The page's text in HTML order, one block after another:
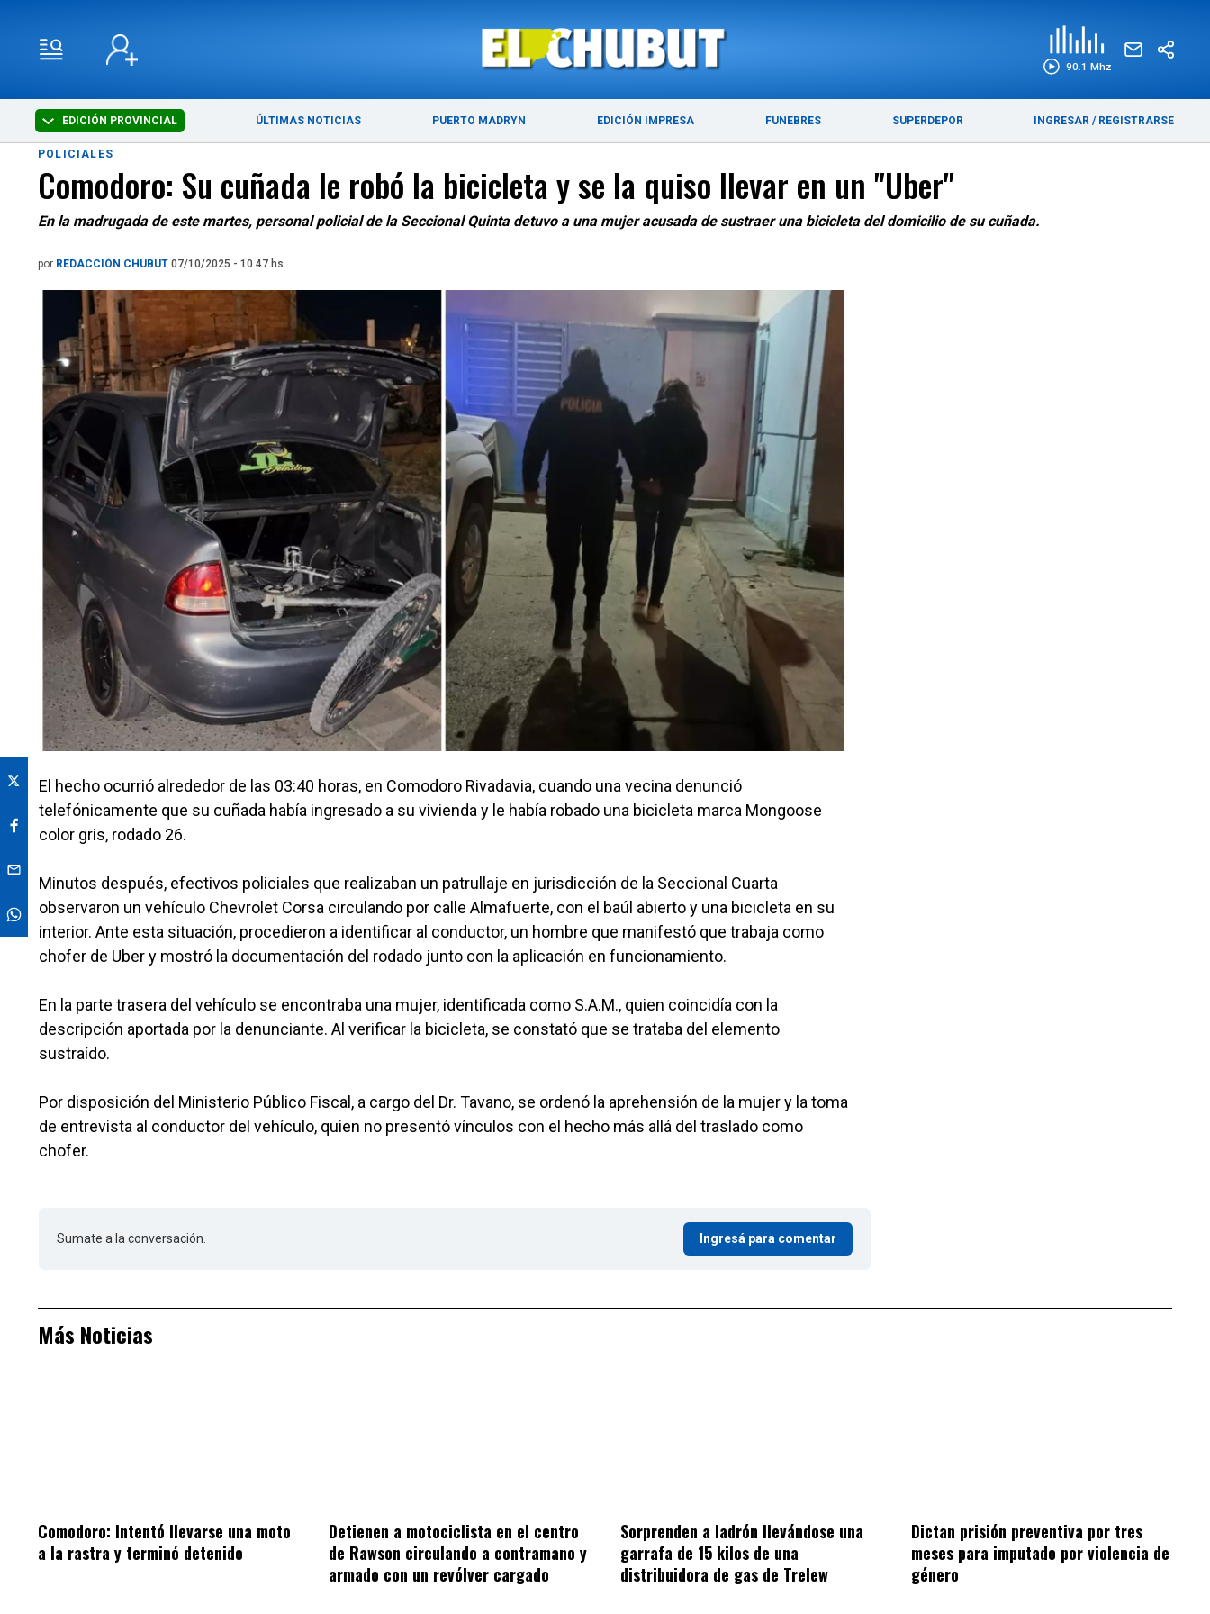
90.1 Mhz
EDICIÓN PROVINCIAL ÚLTIMAS NOTICIAS PUERTO MADRYN EDICIÓN IMPRESA FUNEBRES SUPERDEPOR INGRESAR / REGISTRARSE
ÚLTIMAS NOTICIAS PUERTO MADRYN
POLICIALES
Comodoro: Su cuñada le robó la bicicleta y se la quiso llevar en un "Uber"
En la madrugada de este martes, personal policial de la Seccional Quinta detuvo a una mujer acusada de sustraer una bicicleta del domicilio de su cuñada.
por REDACCIÓN CHUBUT 07/10/2025 - 10.47.hs
El hecho ocurrió alrededor de las 03:40 horas, en Comodoro Rivadavia, cuando una vecina denunció
telefónicamente que su cuñada había ingresado a su vivienda y le había robado una bicicleta marca Mongoose
color gris, rodado 26.
Minutos después, efectivos policiales que realizaban un patrullaje en jurisdicción de la Seccional Cuarta
observaron un vehículo Chevrolet Corsa circulando por calle Almafuerte, con el baúl abierto y una bicicleta en su
interior. Ante esta situación, procedieron a identificar al conductor, un hombre que manifestó que trabaja como
chofer de Uber y mostró la documentación del rodado junto con la aplicación en funcionamiento.
En la parte trasera del vehículo se encontraba una mujer, identificada como S.A.M., quien coincidía con la
descripción aportada por la denunciante. Al verificar la bicicleta, se constató que se trataba del elemento
sustraído.
Por disposición del Ministerio Público Fiscal, a cargo del Dr. Tavano, se ordenó la aprehensión de la mujer y la toma
de entrevista al conductor del vehículo, quien no presentó vínculos con el hecho más allá del traslado como
chofer.
Sumate a la conversación. Ingresá para comentar
Más Noticias
Comodoro: Intentó llevarse una moto
a la rastra y terminó detenido
Detienen a motociclista en el centro
de Rawson circulando a contramano y
armado con un revólver cargado
Sorprenden a ladrón llevándose una
garrafa de 15 kilos de una
distribuidora de gas de Trelew
Dictan prisión preventiva por tres
meses para imputado por violencia de
género